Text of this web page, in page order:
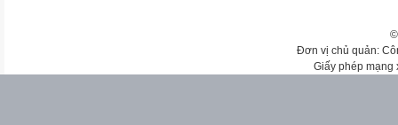
Đơn vị chủ quản:
Giấy phép mạng